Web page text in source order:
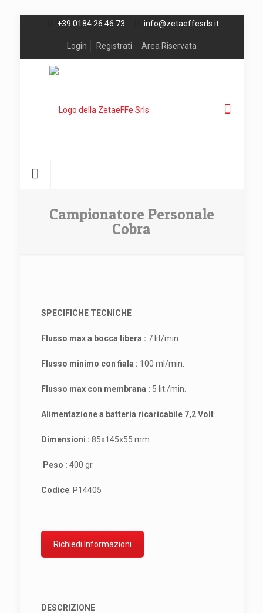
+39 0184 26.46.73 info@zetaeffesrls.it
Login Registrati Area Riservata
Campionatore Personale
Cobra
SPECIFICHE TECNICHE
Flusso max a bocca libera : 7 lit/min.
Flusso minimo con fiala : 100 ml/min.
Flusso max con membrana : 5 lit./min.
Alimentazione a batteria ricaricabile 7,2 Volt
Dimensioni : 85x145x55 mm.
Peso : 400 gr.
Codice: P14405
Richiedi Informazioni
DESCRIZIONE